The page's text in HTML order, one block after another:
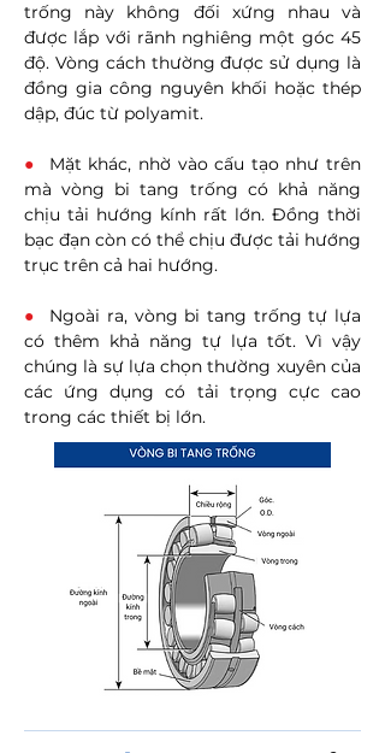
trống này không đối xứng nhau và
được lắp với rãnh nghiêng một góc 45
độ. Vòng cách thường được sử dụng là
đồng gia công nguyên khối hoặc thép
dập, đúc từ polyamit.
● Mặt khác, nhờ vào cấu tạo như trên
mà vòng bi tang trống có khả năng
chịu tải hướng kính rất lớn. Đồng thời
bạc đạn còn có thể chịu được tải hướng
trục trên cả hai hướng.
● Ngoài ra, vòng bi tang trống tự lựa
có thêm khả năng tự lựa tốt. Vì vậy
chúng là sự lựa chọn thường xuyên của
các ứng dụng có tải trọng cực cao
trong các thiết bị lớn.